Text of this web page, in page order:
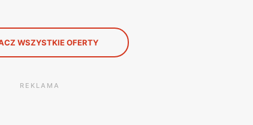
WSZYSTKIE OFERTY
REKLAMA